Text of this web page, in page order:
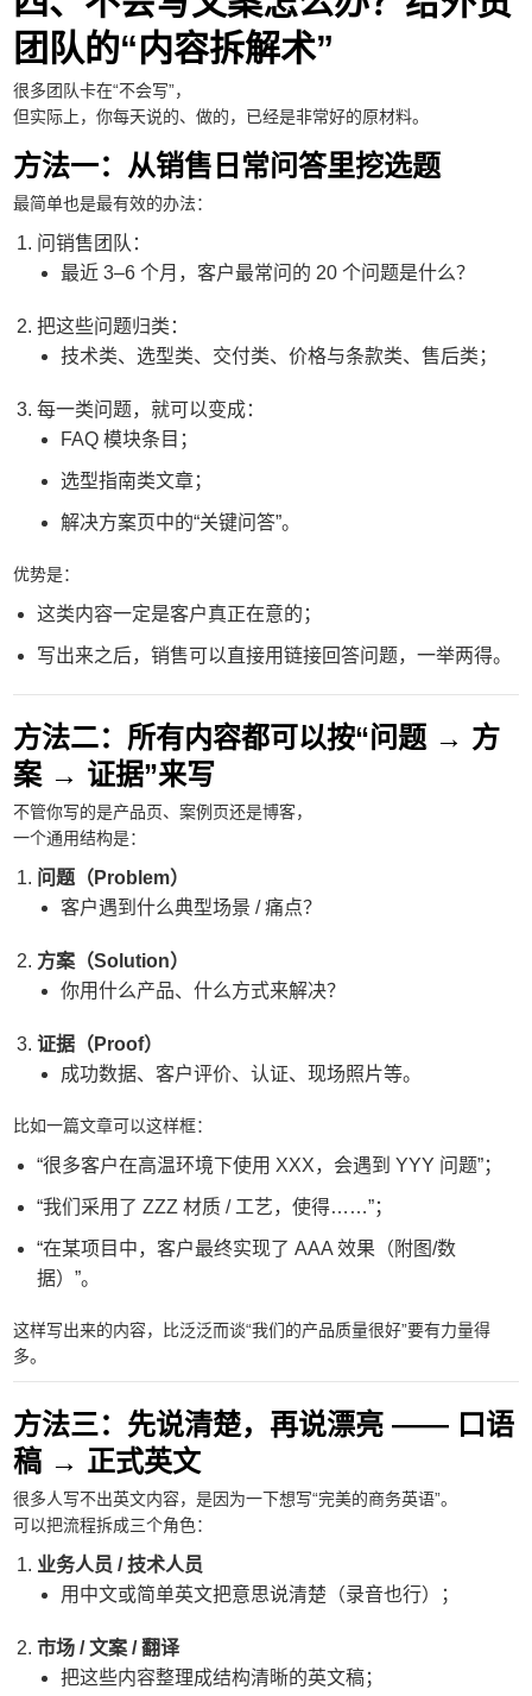
团队的“内容拆解术”
很多团队卡在“不会写”，
但实际上，你每天说的、做的，已经是非常好的原材料。
方法一：从销售日常问答里挖选题
最简单也是最有效的办法：
问销售团队：
最近 3–6 个月，客户最常问的 20 个问题是什么？
把这些问题归类：
技术类、选型类、交付类、价格与条款类、售后类；
每一类问题，就可以变成：
FAQ 模块条目；
选型指南类文章；
解决方案页中的“关键问答”。
优势是：
这类内容一定是客户真正在意的；
写出来之后，销售可以直接用链接回答问题，一举两得。
方法二：所有内容都可以按“问题 → 方
案 → 证据”来写
不管你写的是产品页、案例页还是博客，
一个通用结构是：
问题（Problem）
客户遇到什么典型场景 / 痛点？
方案（Solution）
你用什么产品、什么方式来解决？
证据（Proof）
成功数据、客户评价、认证、现场照片等。
比如一篇文章可以这样框：
“很多客户在高温环境下使用 XXX，会遇到 YYY 问题”；
“我们采用了 ZZZ 材质 / 工艺，使得……”；
“在某项目中，客户最终实现了 AAA 效果（附图/数
据）”。
这样写出来的内容，比泛泛而谈“我们的产品质量很好”要有力量得
多。
方法三：先说清楚，再说漂亮 —— 口语
稿 → 正式英文
很多人写不出英文内容，是因为一下想写“完美的商务英语”。
可以把流程拆成三个角色：
业务人员 / 技术人员
用中文或简单英文把意思说清楚（录音也行）；
市场 / 文案 / 翻译
把这些内容整理成结构清晰的英文稿；